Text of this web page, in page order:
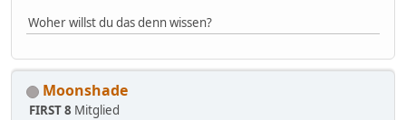
Woher willst du das denn wissen?
Moonshade
FIRST 8 Mitglied